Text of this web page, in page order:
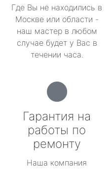
Где Вы не находились в
Москве или области -
наш мастер в любом
случае будет у Вас в
течении часа.
Гарантия на
работы по
ремонту
Наша компания